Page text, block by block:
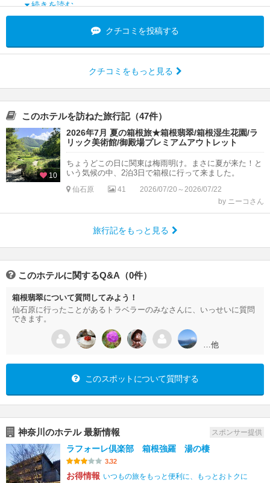
に浸
続きを読む
クチコミを投稿する
クチコミをもっと見る
このホテルを訪ねた旅行記（47件）
10
2026年7月 夏の箱根旅★箱根翡翠/箱根湿生花園/ラ
リック美術館/御殿場プレミアムアウトレット
ちょうどこの日に関東は梅雨明け。まさに夏が来た！と
いう気候の中、2泊3日で箱根に行って来ました。
仙石原 41
2026/07/20～2026/07/22
by ニーコさん
旅行記をもっと見る
このホテルに関するQ&A（0件）
箱根翡翠について質問してみよう！
仙石原に行ったことがあるトラベラーのみなさんに、いっせいに質問
できます。
…他
このスポットについて質問する
神奈川のホテル 最新情報 スポンサー提供
ラフォーレ倶楽部 箱根強羅 湯の棲
3.32
お得情報 いつもの旅をもっと便利に、もっとおトクに